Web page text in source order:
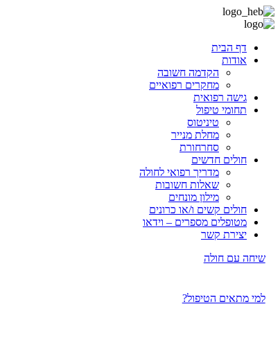
דף הבית
אודות
הקדמה חשובה
מחקרים רפואיים
גישה רפואית
תחומי טיפול
טיניטוס
מחלת מנייר
סחרחורת
חולים חדשים
מדריך רפואי לחולה
שאלות חשובות
מילון מונחים
חולים קשים ו/או כרונים
מטופלים מספרים – וידאו
יצירת קשר
שיחה עם חולה
למי מתאים הטיפול?